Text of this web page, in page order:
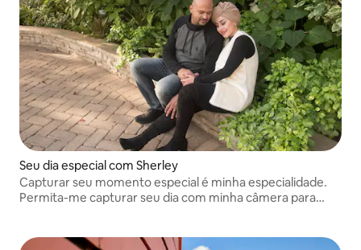
Seu dia especial com Sherley
Capturar seu momento especial é minha especialidade.
Permita-me capturar seu dia com minha câmera para